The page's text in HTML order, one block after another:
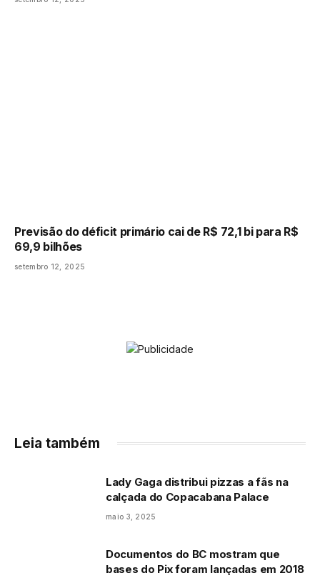
Previsão do déficit primário cai de R$ 72,1 bi para R$
69,9 bilhões
setembro 12, 2025
Leia também
Lady Gaga distribui pizzas a fãs na
calçada do Copacabana Palace
maio 3, 2025
Documentos do BC mostram que
bases do Pix foram lançadas em 2018